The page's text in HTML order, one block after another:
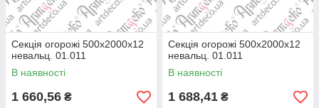
Секція огорожі 500х2000х12
невальц. 01.011
В наявності
1 660,56 ₴
Секція огорожі 500х2000х12
невальц. 01.011
В наявності
1 688,41 ₴